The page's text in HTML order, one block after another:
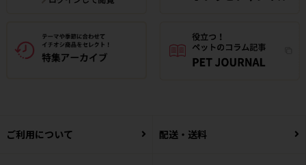
ご利用について 配送・送料